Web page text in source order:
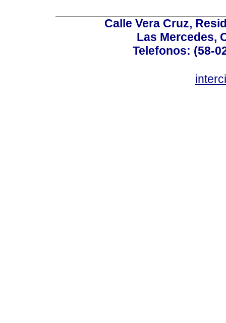
Calle Vera Cruz,
Las Mercedes,
Telefonos: (58-